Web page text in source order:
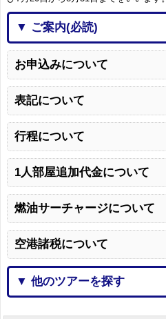
▼ ご案内(必読)
お申込みについて
表記について
行程について
1人部屋追加代金について
燃油サーチャージについて
空港諸税について
▼ 他のツアーを探す